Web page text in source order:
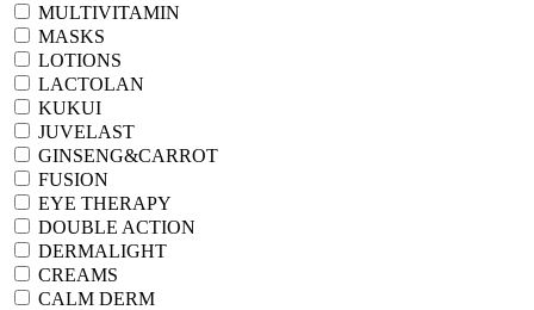
MULTIVITAMIN
MASKS
LOTIONS
LACTOLAN
KUKUI
JUVELAST
GINSENG&CARROT
FUSION
EYE THERAPY
DOUBLE ACTION
DERMALIGHT
CREAMS
CALM DERM